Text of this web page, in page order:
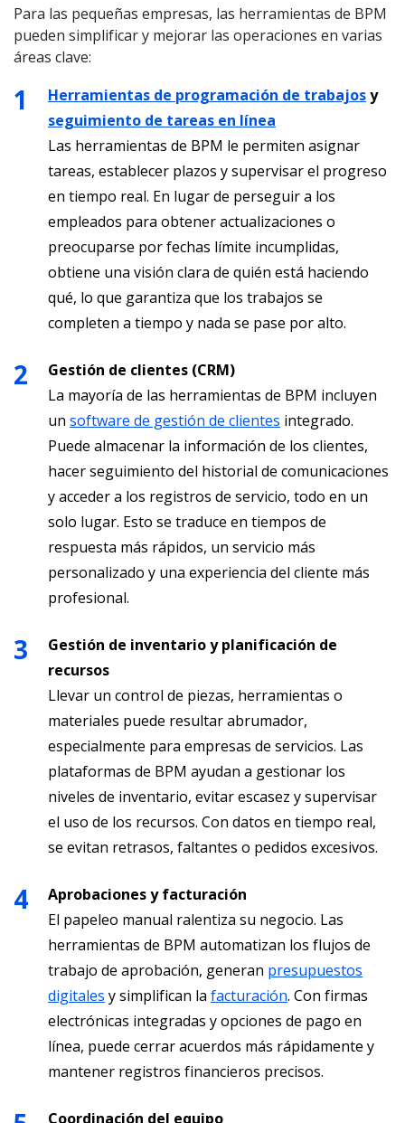
Para las pequeñas empresas, las herramientas de BPM
pueden simplificar y mejorar las operaciones en varias
áreas clave:
Herramientas de programación de trabajosy
seguimiento de tareas en línea
Las herramientas de BPM le permiten asignar
tareas, establecer plazos y supervisar el progreso
en tiempo real. En lugar de perseguir a los
empleados para obtener actualizaciones o
preocuparse por fechas límite incumplidas,
obtiene una visión clara de quién está haciendo
qué, lo que garantiza que los trabajos se
completen a tiempo y nada se pase por alto.
Gestión de clientes (CRM)
La mayoría de las herramientas de BPM incluyen
un software de gestión de clientes integrado.
Puede almacenar la información de los clientes,
hacer seguimiento del historial de comunicaciones
y acceder a los registros de servicio, todo en un
solo lugar. Esto se traduce en tiempos de
respuesta más rápidos, un servicio más
personalizado y una experiencia del cliente más
profesional.
Gestión de inventario y planificación de
recursos
Llevar un control de piezas, herramientas o
materiales puede resultar abrumador,
especialmente para empresas de servicios. Las
plataformas de BPM ayudan a gestionar los
niveles de inventario, evitar escasez y supervisar
el uso de los recursos. Con datos en tiempo real,
se evitan retrasos, faltantes o pedidos excesivos.
Aprobaciones y facturación
El papeleo manual ralentiza su negocio. Las
herramientas de BPM automatizan los flujos de
trabajo de aprobación, generan presupuestos
digitales y simplifican la facturación. Con firmas
electrónicas integradas y opciones de pago en
línea, puede cerrar acuerdos más rápidamente y
mantener registros financieros precisos.
Coordinación del equipo